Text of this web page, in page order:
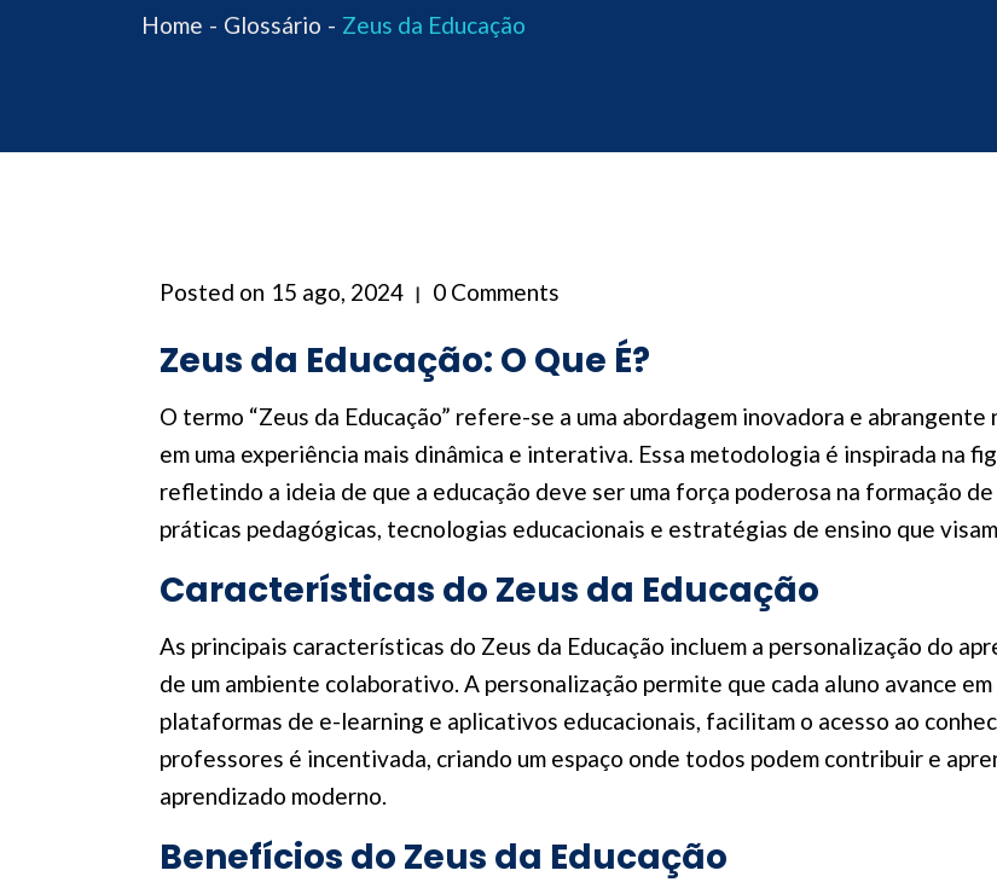
Home Glossário Zeus da Educação
Posted on 15 ago, 2024 0 Comments
Zeus da Educação: O Que É?
O termo “Zeus da Educação” refere-se a uma abordagem inovadora e
em uma experiência mais dinâmica e interativa. Essa metodologia é inspirada na
refletindo a ideia de que a educação deve ser uma força poderosa na formação
práticas pedagógicas, tecnologias educacionais e estratégias de ensino que
Características do Zeus da Educação
As principais características do Zeus da Educação incluem a personalização do
de um ambiente colaborativo. A personalização permite que cada aluno avance
plataformas de e-learning e aplicativos educacionais, facilitam o acesso ao
professores é incentivada, criando um espaço onde todos podem contribuir e
aprendizado moderno.
Benefícios do Zeus da Educação